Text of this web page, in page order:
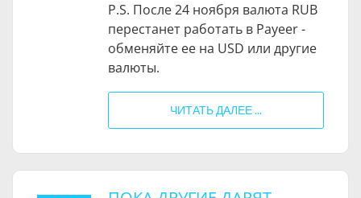
P.S. После 24 ноября валюта RUB
перестанет работать в Payeer -
обменяйте ее на USD или другие
валюты.
ЧИТАТЬ ДАЛЕЕ ...